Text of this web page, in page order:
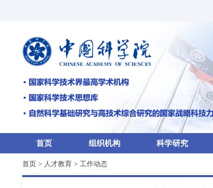
首页 组织机构 科学研究
首页 > 人才教育 > 工作动态